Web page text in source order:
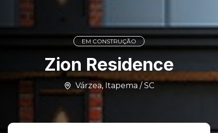
EM CONSTRUÇÃO
Zion Residence
Várzea, Itapema / SC